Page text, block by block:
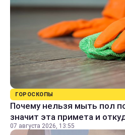
ГОРОСКОПЫ
Почему нельзя мыть пол
значит эта примета и
07 августа 2026, 13:55